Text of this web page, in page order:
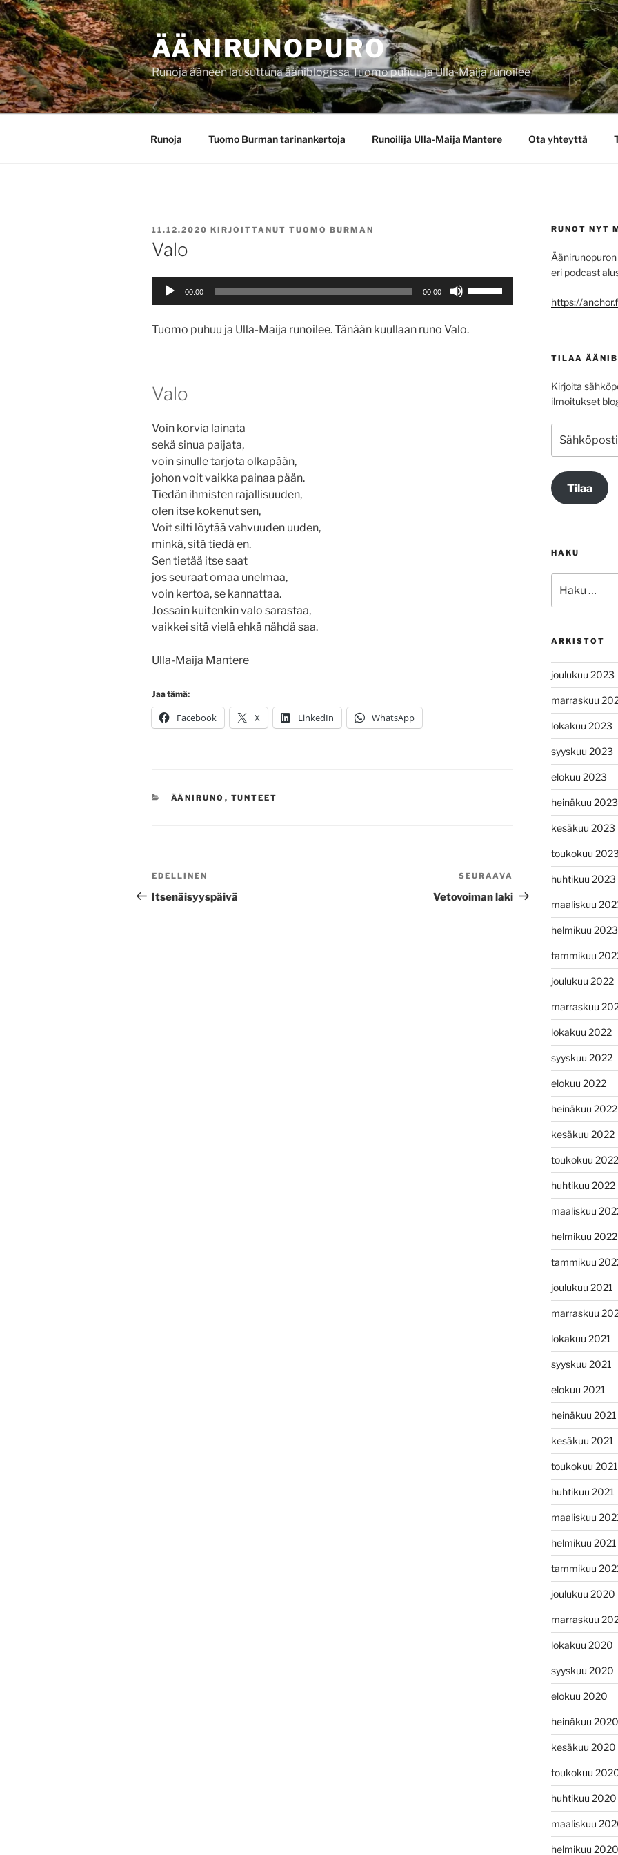
Siirry
sisältöön
ÄÄNIRUNOPURO
Runoja ääneen lausuttuna ääniblogissa Tuomo puhuu ja Ulla-Maija runoilee
Runoja Tuomo Burman tarinankertoja Runoilija Ulla-Maija Mantere Ota yhteyttä
JULKAISTU
11.12.2020 KIRJOITTANUT TUOMO BURMAN
Valo
Äänitoistin
00:00 00:00
alas
Tuomo puhuu ja Ulla-Maija runoilee. Tänään kuullaan runo Valo.
Valo
Voin korvia lainata
sekä sinua paijata,
voin sinulle tarjota olkapään,
johon voit vaikka painaa pään.
Tiedän ihmisten rajallisuuden,
olen itse kokenut sen,
Voit silti löytää vahvuuden uuden,
minkä, sitä tiedä en.
Sen tietää itse saat
jos seuraat omaa unelmaa,
voin kertoa, se kannattaa.
Jossain kuitenkin valo sarastaa,
vaikkei sitä vielä ehkä nähdä saa.
Ulla-Maija Mantere
Jaa tämä:
Facebook X LinkedIn WhatsApp
KATEGORIAT
ÄÄNIRUNO , TUNTEET
Artikkelien
selaus
Edellinen
artikkeli
EDELLINEN
Itsenäisyyspäivä
Seuraava
artikkeli
SEURAAVA
Vetovoiman laki
RUNOT NYT
eri podcast
https://
TILAA
Kirjoita
ilmoitukset
Tilaa
HAKU
ARKISTOT
joulukuu 2023
marraskuu
lokakuu 2023
syyskuu 2023
elokuu 2023
heinäkuu 2023
kesäkuu 2023
toukokuu 2023
huhtikuu 2023
maaliskuu
helmikuu 2023
tammikuu
joulukuu 2022
marraskuu
lokakuu 2022
syyskuu 2022
elokuu 2022
heinäkuu 2022
kesäkuu 2022
toukokuu 2022
huhtikuu 2022
maaliskuu
helmikuu 2022
tammikuu
joulukuu 2021
marraskuu
lokakuu 2021
syyskuu 2021
elokuu 2021
heinäkuu 2021
kesäkuu 2021
toukokuu 2021
huhtikuu 2021
maaliskuu
helmikuu 2021
tammikuu
joulukuu 2020
marraskuu
lokakuu 2020
syyskuu 2020
elokuu 2020
heinäkuu 2020
kesäkuu 2020
toukokuu
huhtikuu 2020
maaliskuu
helmikuu 2020